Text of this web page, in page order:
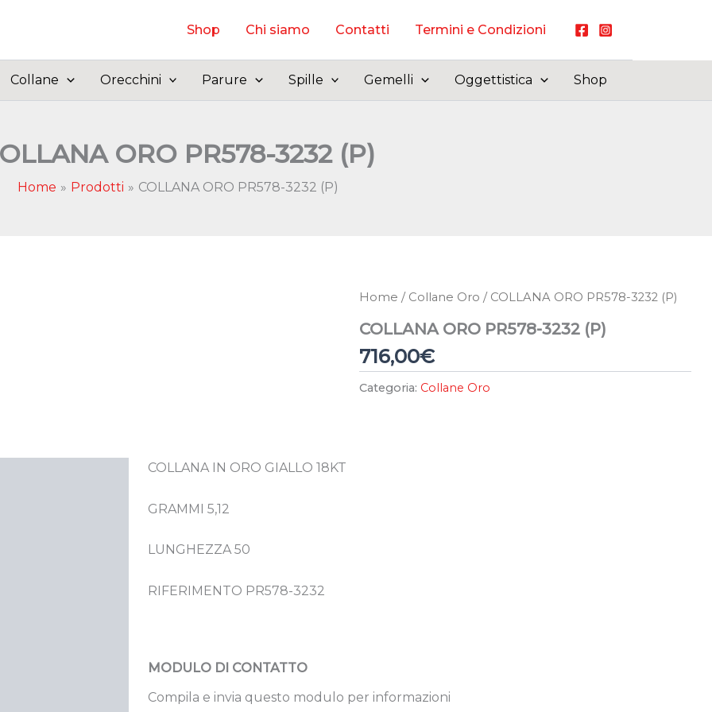
Shop Chi siamo Contatti Termini e Condizioni
Collane Orecchini Parure Spille Gemelli Oggettistica Shop
ORO PR578-3232 (P)
Home Prodotti COLLANA ORO PR578-3232 (P)
Home / Collane Oro / COLLANA ORO PR578-3232 (P)
COLLANA ORO PR578-3232 (P)
716,00€
Categoria: Collane Oro
COLLANA IN ORO GIALLO 18KT
GRAMMI 5,12
LUNGHEZZA 50
RIFERIMENTO PR578-3232
MODULO DI CONTATTO
Compila e invia questo modulo per informazioni